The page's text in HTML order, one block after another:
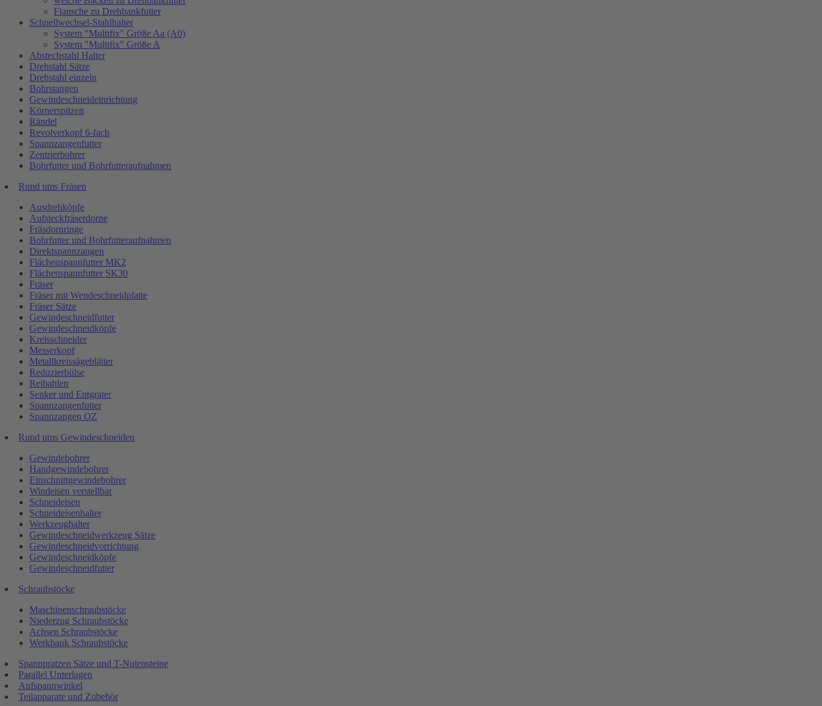
Flansche zu Drehbankfutter
Schnellwechsel-Stahlhalter
System "Multifix" Größe Aa (A0)
System "Multifix" Größe A
Abstechstahl Halter
Drehstahl Sätze
Drehstahl einzeln
Bohrstangen
Gewindeschneideinrichtung
Körnerspitzen
Rändel
Revolverkopf 6-fach
Spannzangenfutter
Zentrierbohrer
Bohrfutter und Bohrfutteraufnahmen
Rund ums Fräsen
Ausdrehköpfe
Aufsteckfräserdorne
Fräsdornringe
Bohrfutter und Bohrfutteraufnahmen
Direktspannzangen
Flächenspannfutter MK2
Flächenspannfutter SK30
Fräser
Fräser mit Wendeschneidplatte
Fräser Sätze
Gewindeschneidfutter
Gewindeschneidköpfe
Kreisschneider
Messerkopf
Metallkreissägeblätter
Reduzierhülse
Reibahlen
Senker und Entgrater
Spannzangenfutter
Spannzangen OZ
Rund ums Gewindeschneiden
Gewindebohrer
Handgewindebohrer
Einschnittgewindebohrer
Windeisen verstellbar
Schneideisen
Schneideisenhalter
Werkzeughalter
Gewindeschneidwerkzeug Sätze
Gewindeschneidvorrichtung
Gewindeschneidköpfe
Gewindeschneidfutter
Schraubstöcke
Maschinenschraubstöcke
Niederzug Schraubstöcke
Achsen Schraubstöcke
Werkbank Schraubstöcke
Spannpratzen Sätze und T-Nutensteine
Parallel Unterlagen
Aufspannwinkel
Teilapparate und Zubehör